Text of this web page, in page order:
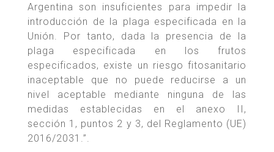
Argentina son insuficientes para impedir la
introducción de la plaga especificada en la
Unión. Por tanto, dada la presencia de la
plaga especificada en los frutos
especificados, existe un riesgo fitosanitario
inaceptable que no puede reducirse a un
nivel aceptable mediante ninguna de las
medidas establecidas en el anexo II,
sección 1, puntos 2 y 3, del Reglamento (UE)
2016/2031.”.